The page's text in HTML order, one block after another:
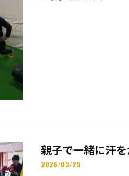
親子で一緒に汗
2026/03/25